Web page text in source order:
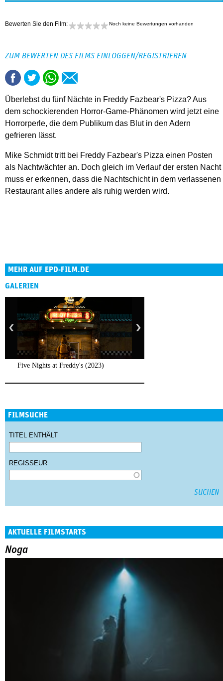
Bewerten Sie den Film: Noch keine Bewertungen vorhanden
ZUM BEWERTEN DES FILMS EINLOGGEN/REGISTRIEREN
Überlebst du fünf Nächte in Freddy Fazbear's Pizza? Aus
dem schockierenden Horror-Game-Phänomen wird jetzt eine
Horrorperle, die dem Publikum das Blut in den Adern
gefrieren lässt.
Mike Schmidt tritt bei Freddy Fazbear's Pizza einen Posten
als Nachtwächter an. Doch gleich im Verlauf der ersten Nacht
muss er erkennen, dass die Nachtschicht in dem verlassenen
Restaurant alles andere als ruhig werden wird.
MEHR AUF EPD-FILM.DE
GALERIEN
Five Nights at Freddy's (2023)
FILMSUCHE
TITEL ENTHÄLT
REGISSEUR
AKTUELLE FILMSTARTS
Noga